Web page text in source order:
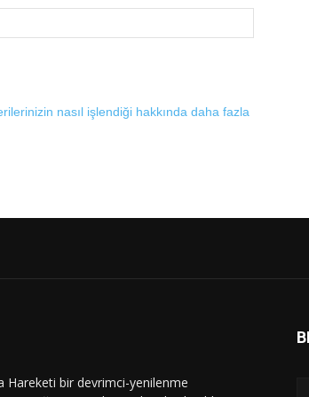
nasıl işlendiği hakkında daha fazla
Hareketi bir devrimci-yenilenme